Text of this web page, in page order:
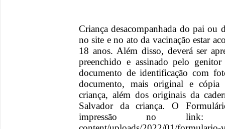
Criança desacompanhada do pai ou
no site e no ato da vacinação estar
18 anos. Além disso, deverá ser
preenchido e assinado pelo
documento de identificação com
documento, mais original e
criança, além dos originais da
Salvador da criança. O
impressão no link: